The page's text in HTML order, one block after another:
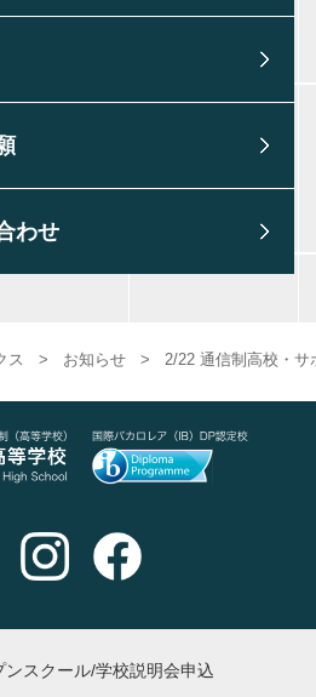
わせ
ス > お知らせ > 2/22 通信制高校・
ンスクール/学校説明会申込